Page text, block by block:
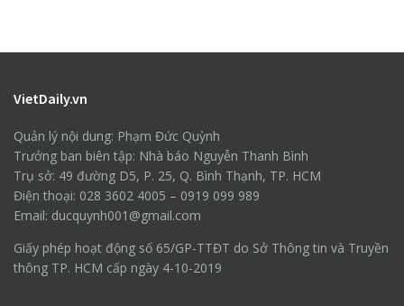
VietDaily.vn
Quản lý nội dung: Phạm Đức Quỳnh
Trưởng ban biên tập: Nhà báo Nguyễn Thanh Bình
Trụ sở: 49 đường D5, P. 25, Q. Bình Thạnh, TP. HCM
Điện thoại: 028 3602 4005 – 0919 099 989
Email: ducquynh001@gmail.com
Giấy phép hoạt động số 65/GP-TTĐT do Sở Thông tin và Truyền
thông TP. HCM cấp ngày 4-10-2019